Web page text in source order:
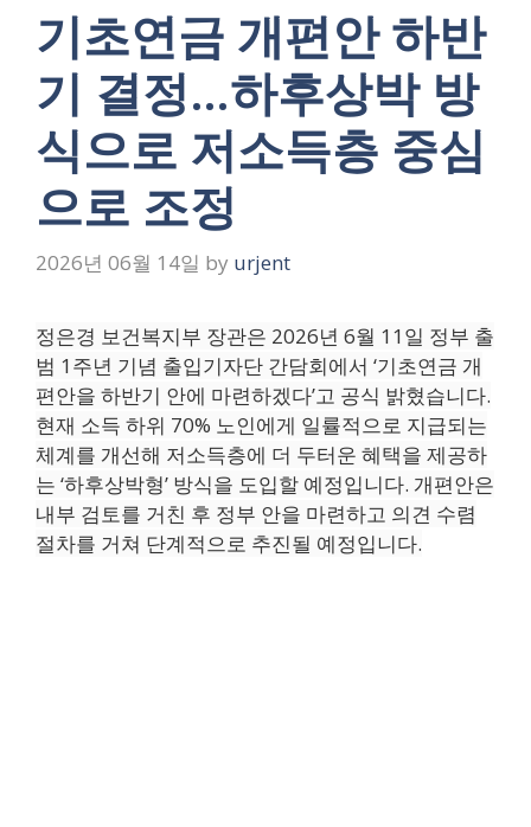
기초연금 개편안 하반
기 결정…하후상박 방
식으로 저소득층 중심
으로 조정
2026년 06월 14일 by urjent
정은경 보건복지부 장관은 2026년 6월 11일 정부 출
범 1주년 기념 출입기자단 간담회에서 ‘기초연금 개
편안을 하반기 안에 마련하겠다’고 공식 밝혔습니다.
현재 소득 하위 70% 노인에게 일률적으로 지급되는
체계를 개선해 저소득층에 더 두터운 혜택을 제공하
는 ‘하후상박형’ 방식을 도입할 예정입니다. 개편안은
내부 검토를 거친 후 정부 안을 마련하고 의견 수렴
절차를 거쳐 단계적으로 추진될 예정입니다.